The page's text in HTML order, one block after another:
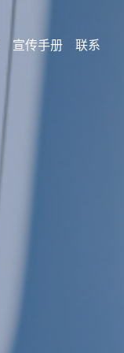
宣传手册 联系